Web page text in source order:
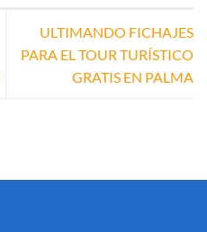
ULTIMANDO FICHAJES
PARA EL TOUR TURÍSTICO
GRATIS EN PALMA